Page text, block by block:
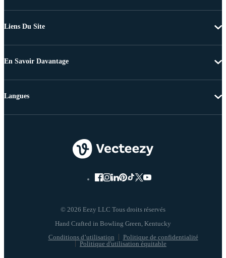
Liens Du Site
En Savoir Davantage
© 2026 Eezy LLC Tous droits réservés
Conditions d’utilisation
Politique de confidentialité
Politique d'utilisation équitable
Langues